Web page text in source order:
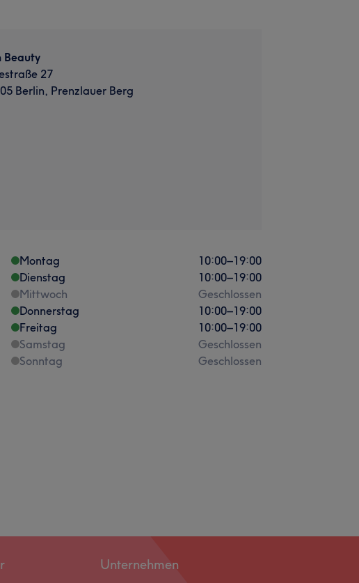
Beauty
27
Berlin, Prenzlauer Berg
Montag 10:00–19:00
Dienstag
10:00–19:00
Mittwoch
Geschlossen
Donnerstag
10:00–19:00
Freitag
10:00–19:00
Samstag
Geschlossen
Sonntag
Geschlossen
Unternehmen